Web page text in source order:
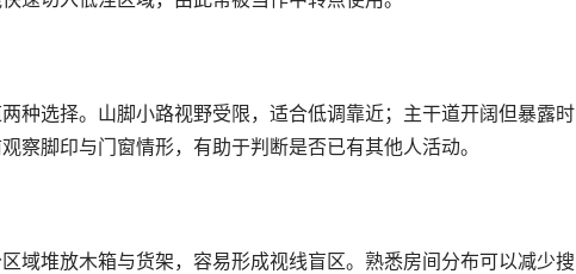
种选择。山脚小路视野受限，适合低调靠近；主干道开阔但暴露时
察脚印与门窗情形，有助于判断是否已有其他人活动。
域堆放木箱与货架，容易形成视线盲区。熟悉房间分布可以减少搜